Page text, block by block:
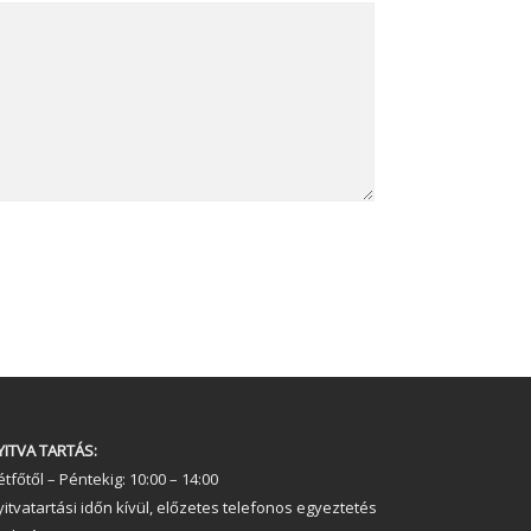
TARTÁS:
– Péntekig: 10:00 – 14:00
időn kívül, előzetes telefonos egyeztetés